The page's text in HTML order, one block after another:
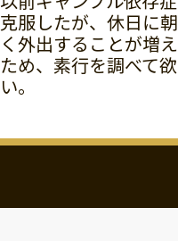
克服したが、休日に
く外出することが増
ため、素行を調べて
い。